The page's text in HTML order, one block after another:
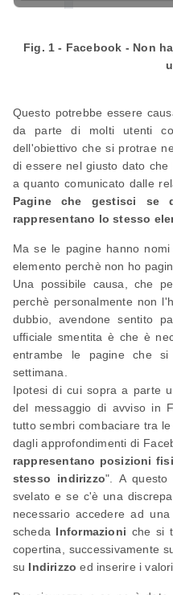
Fig. 1 - Facebook - Non
Questo potrebbe essere
da parte di molti utenti
dell'obiettivo che si protrae
di essere nel giusto dato
a quanto comunicato dalle
Pagine che gestisci se
rappresentano lo stesso
Ma se le pagine hanno
elemento perchè non ho
Una possibile causa, che
perchè personalmente non
dubbio, avendone sentito
ufficiale smentita è che è
entrambe le pagine che
settimana.
Ipotesi di cui sopra a parte
del messaggio di avviso in
tutto sembri combaciare tra
dagli approfondimenti di
rappresentano posizioni
stesso indirizzo". A questo
svelato e se c'è una
necessario accedere ad
scheda Informazioni che si
copertina, successivamente
su Indirizzo ed inserire i